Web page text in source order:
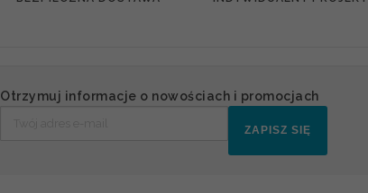
Otrzymuj informacje o nowościach i promocjach
ZAPISZ SIĘ